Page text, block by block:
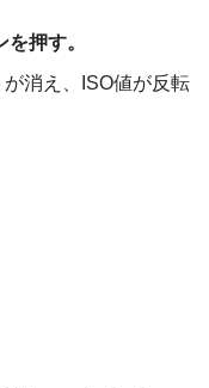
押す。
が消え、ISO値が反転